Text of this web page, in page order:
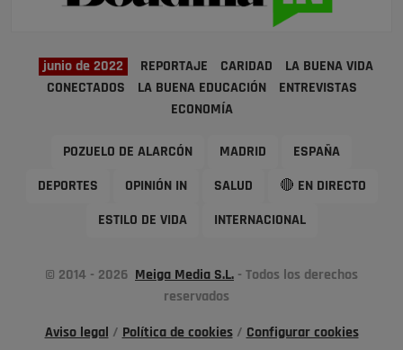
junio de 2022 REPORTAJE CARIDAD
LA BUENA VIDA
CONECTADOS
LA BUENA EDUCACIÓN
ENTREVISTAS
ECONOMÍA
POZUELO DE ALARCÓN MADRID ESPAÑA
DEPORTES OPINIÓN IN SALUD 🔴 EN DIRECTO
ESTILO DE VIDA INTERNACIONAL
© 2014 - 2026 Meiga Media S.L. - Todos los derechos
reservados
Aviso legal / Política de cookies/ Configurar cookies